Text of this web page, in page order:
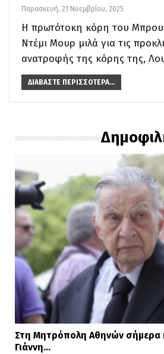
Παρασκευή, 21 Νοεμβρίου, 2025
Η πρωτότοκη κόρη του Μπρους
Ντέμι Μουρ μιλά για τις
ανατροφής της κόρης της,
ΔΙΑΒΆΣΤΕ ΠΕΡΙΣΣΌΤΕΡΑ...
Στη Μητρόπολη Αθηνών σήμερα
Γιάννη…